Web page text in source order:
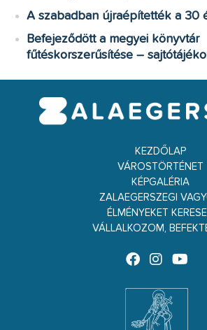
A szabadban újraépítették a 30
Befejeződött a megyei könyvtár
fűtéskorszerűsítése –
KEZDŐLAP
VÁROSTÖRTÉNET
KÉPGALÉRIA
ZALAEGERSZEGI
ÉLMÉNYEKET
VÁLLALKOZOM,